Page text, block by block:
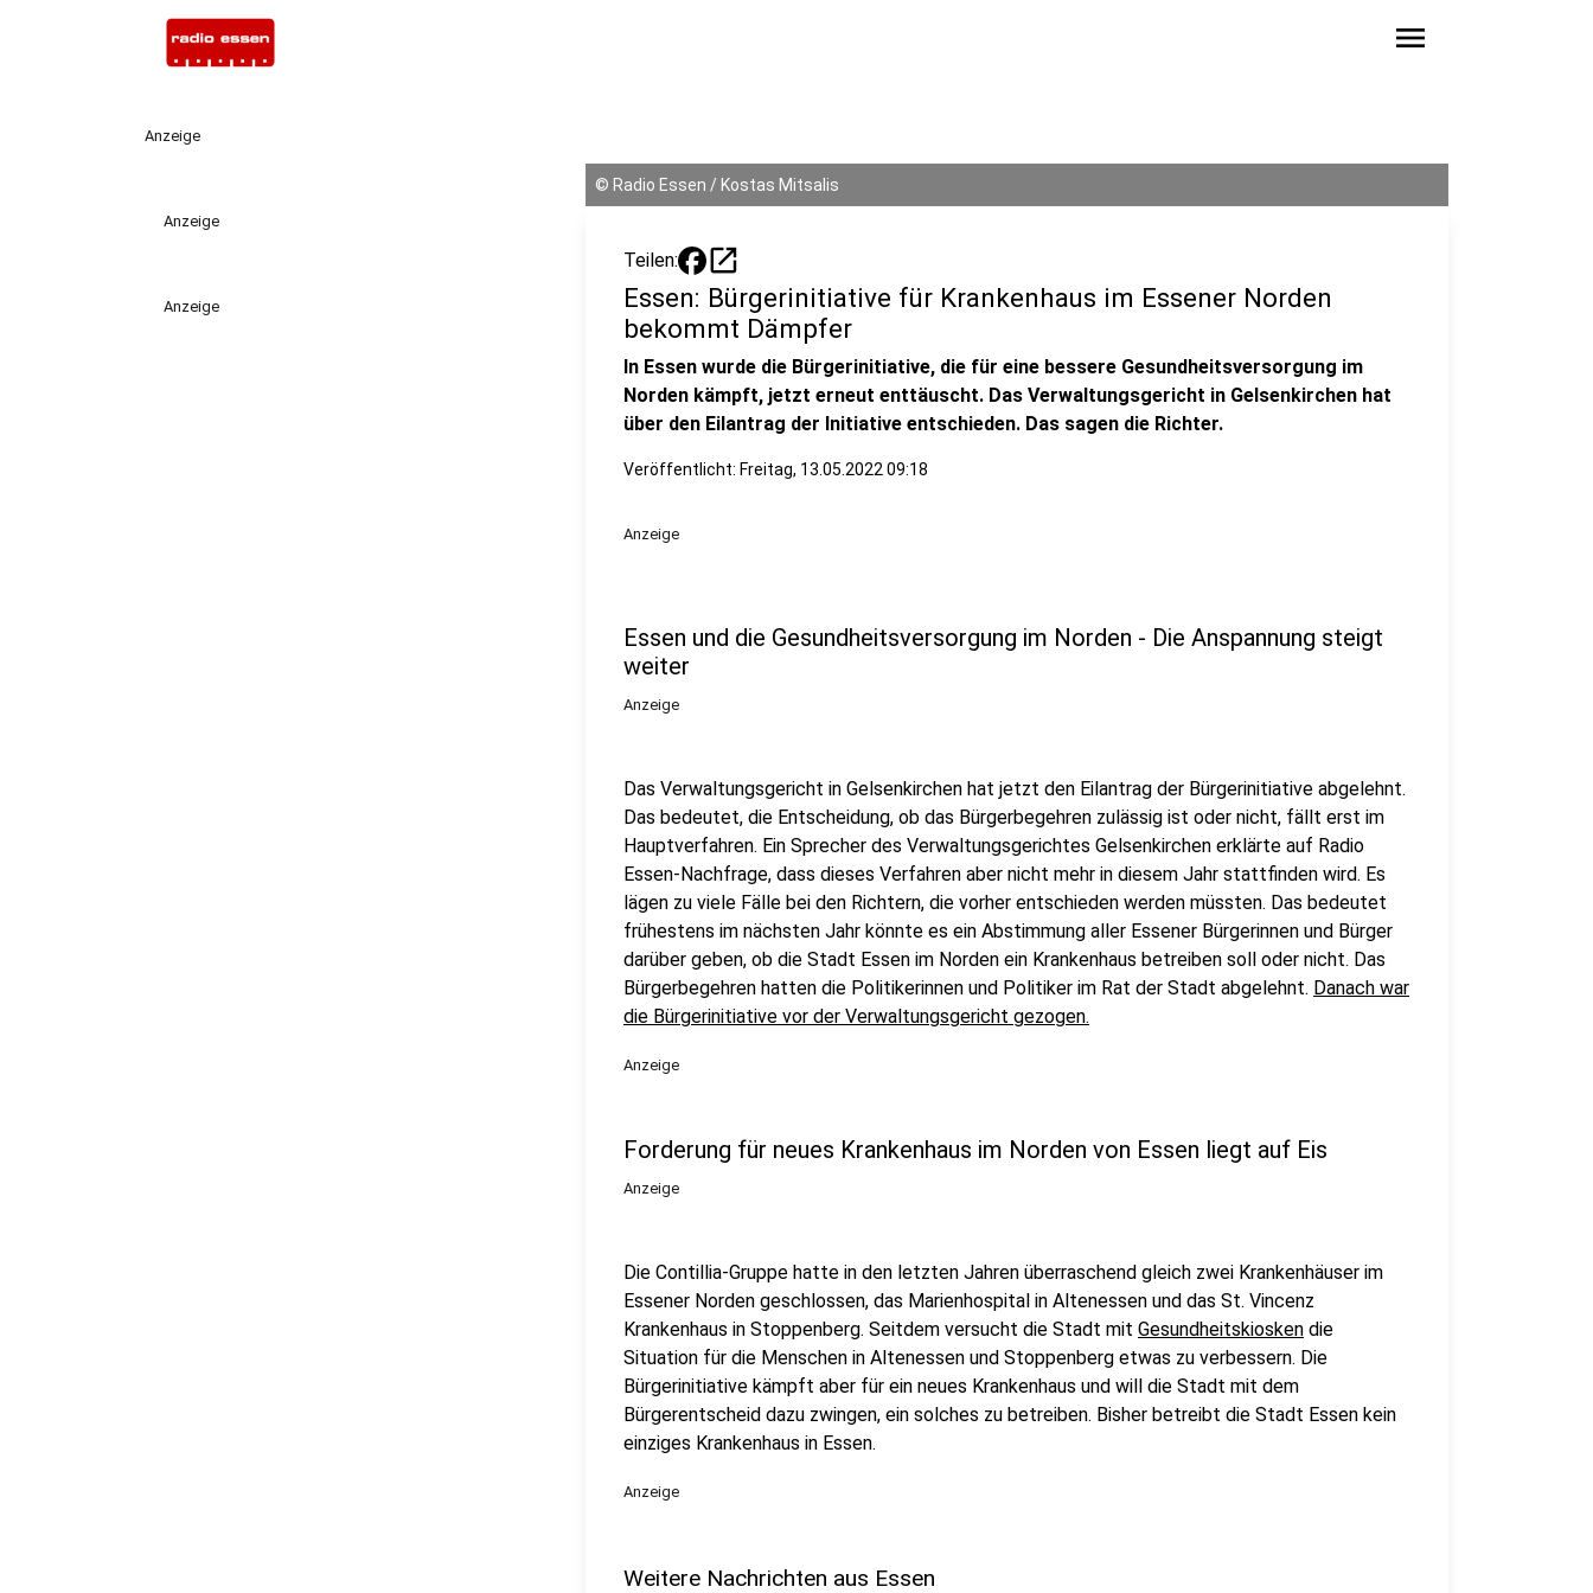
menu
Anzeige
Anzeige
Anzeige
© Radio Essen / Kostas Mitsalis
Teilen: open_in_new
Essen: Bürgerinitiative für Krankenhaus im Essener Norden
bekommt Dämpfer
In Essen wurde die Bürgerinitiative, die für eine bessere Gesundheitsversorgung im
Norden kämpft, jetzt erneut enttäuscht. Das Verwaltungsgericht in Gelsenkirchen hat
über den Eilantrag der Initiative entschieden. Das sagen die Richter.
Veröffentlicht: Freitag, 13.05.2022 09:18
Anzeige
Essen und die Gesundheitsversorgung im Norden - Die Anspannung steigt
weiter
Anzeige
Das Verwaltungsgericht in Gelsenkirchen hat jetzt den Eilantrag der Bürgerinitiative abgelehnt.
Das bedeutet, die Entscheidung, ob das Bürgerbegehren zulässig ist oder nicht, fällt erst im
Hauptverfahren. Ein Sprecher des Verwaltungsgerichtes Gelsenkirchen erklärte auf Radio
Essen-Nachfrage, dass dieses Verfahren aber nicht mehr in diesem Jahr stattfinden wird. Es
lägen zu viele Fälle bei den Richtern, die vorher entschieden werden müssten. Das bedeutet
frühestens im nächsten Jahr könnte es ein Abstimmung aller Essener Bürgerinnen und Bürger
darüber geben, ob die Stadt Essen im Norden ein Krankenhaus betreiben soll oder nicht. Das
Bürgerbegehren hatten die Politikerinnen und Politiker im Rat der Stadt abgelehnt. Danach war
die Bürgerinitiative vor der Verwaltungsgericht gezogen.
Anzeige
Forderung für neues Krankenhaus im Norden von Essen liegt auf Eis
Anzeige
Die Contillia-Gruppe hatte in den letzten Jahren überraschend gleich zwei Krankenhäuser im
Essener Norden geschlossen, das Marienhospital in Altenessen und das St. Vincenz
Krankenhaus in Stoppenberg. Seitdem versucht die Stadt mit Gesundheitskiosken die
Situation für die Menschen in Altenessen und Stoppenberg etwas zu verbessern. Die
Bürgerinitiative kämpft aber für ein neues Krankenhaus und will die Stadt mit dem
Bürgerentscheid dazu zwingen, ein solches zu betreiben. Bisher betreibt die Stadt Essen kein
einziges Krankenhaus in Essen.
Anzeige
Weitere Nachrichten aus Essen